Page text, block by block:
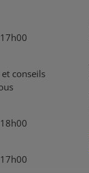
conseils